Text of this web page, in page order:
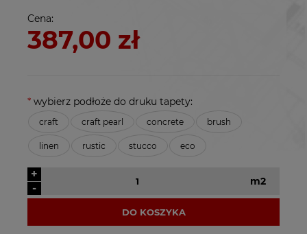
Cena:
387,00 zł
* wybierz podłoże do druku tapety:
craft craft pearl concrete brush
linen rustic stucco eco
-
+
m2
DO KOSZYKA